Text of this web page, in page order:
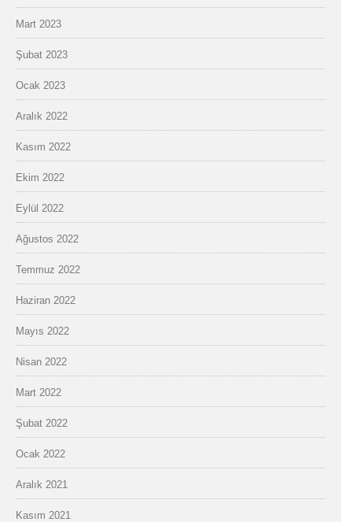
Mart 2023
Şubat 2023
Ocak 2023
Aralık 2022
Kasım 2022
Ekim 2022
Eylül 2022
Ağustos 2022
Temmuz 2022
Haziran 2022
Mayıs 2022
Nisan 2022
Mart 2022
Şubat 2022
Ocak 2022
Aralık 2021
Kasım 2021